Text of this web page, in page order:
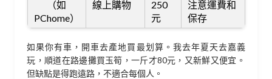
（如
PChome）
線上購物
250
元
注意運費和
保存
如果你有車，開車去產地買最划算。我去年夏天去嘉義
玩，順道在路邊攤買玉筍，一斤才80元，又新鮮又便宜。
但缺點是得跑遠路，不適合每個人。